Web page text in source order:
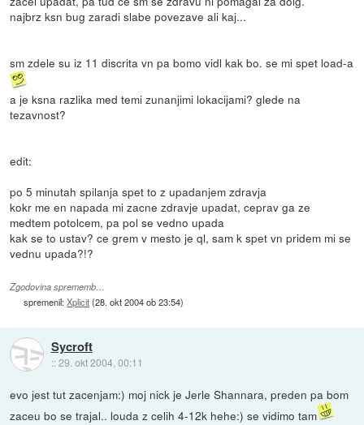
najbrz ksn bug zaradi slabe povezave ali kaj...
sm zdele su iz 11 discrita vn pa bomo vidl kak bo. se mi spet load-a
a je ksna razlika med temi zunanjimi lokacijami? glede na
tezavnost?
edit:
po 5 minutah spilanja spet to z upadanjem zdravja
kokr me en napada mi zacne zdravje upadat, ceprav ga ze
medtem potolcem, pa pol se vedno upada
kak se to ustav? ce grem v mesto je ql, sam k spet vn pridem mi se
vednu upada?!?
Zgodovina sprememb…
spremenil:Xplicit(28. okt 2004 ob 23:54)
Sycroft
::29. okt 2004, 00:11
evo jest tut zacenjam:) moj nick je Jerle Shannara, preden pa bom
zaceu bo se trajal.. louda z celih 4-12k hehe:) se vidimo tam